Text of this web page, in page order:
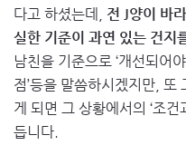
다고 하셨는데, 전 J양이 바
실한 기준이 과연 있는 건지
남친을 기준으로 ‘개선되어
점’등을 말씀하시겠지만,
게 되면 그 상황에서의 ‘조건
듭니다.